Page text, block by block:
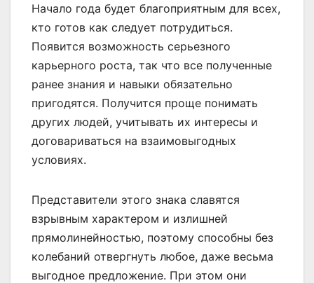
Начало года будет благоприятным для всех,
кто готов как следует потрудиться.
Появится возможность серьезного
карьерного роста, так что все полученные
ранее знания и навыки обязательно
пригодятся. Получится проще понимать
других людей, учитывать их интересы и
договариваться на взаимовыгодных
условиях.
Представители этого знака славятся
взрывным характером и излишней
прямолинейностью, поэтому способны без
колебаний отвергнуть любое, даже весьма
выгодное предложение. При этом они